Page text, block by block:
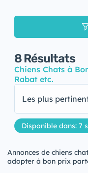
8Résultats
Chiens Chats à
Rabat etc.
Les plus
Disponible dans: 7
Annonces de chiens
adopter à bon prix